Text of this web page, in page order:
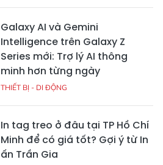
Galaxy AI và Gemini
Intelligence trên Galaxy Z
Series mới: Trợ lý AI thông
minh hơn từng ngày
THIẾT BỊ - DI ĐỘNG
In tag treo ở đâu tại TP Hồ Chí
Minh để có giá tốt? Gợi ý từ In
ấn Trần Gia